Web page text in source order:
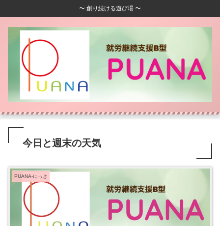
〜 創り続ける遊び場 〜
今日と週末の天気
PUANA-にっき